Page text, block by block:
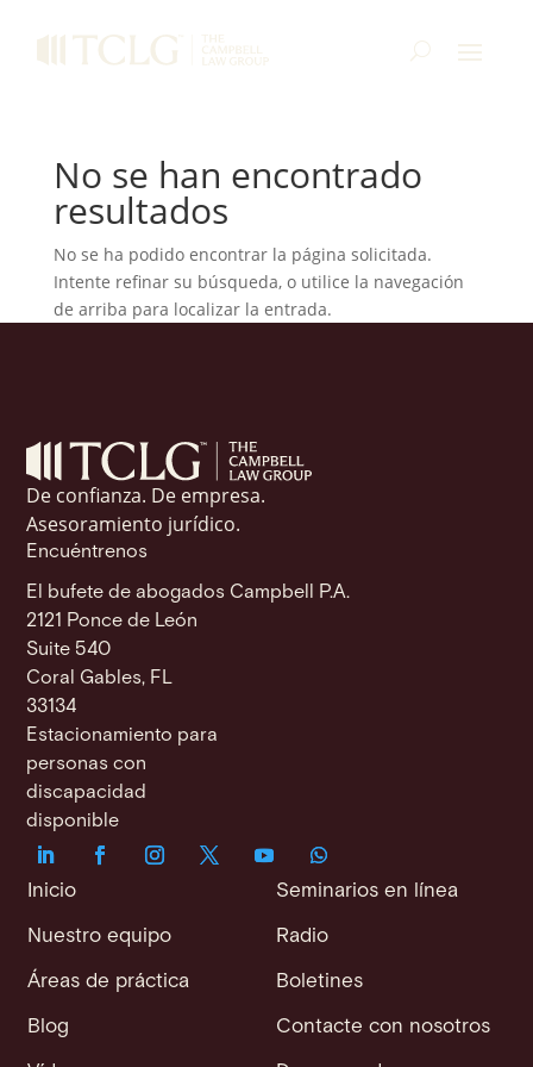
No se han encontrado
resultados
No se ha podido encontrar la página solicitada.
Intente refinar su búsqueda, o utilice la navegación
de arriba para localizar la entrada.
De confianza. De empresa.
Asesoramiento jurídico.
Encuéntrenos
El bufete de abogados Campbell P.A.
2121 Ponce de León
Suite 540
Coral Gables, FL
33134
Estacionamiento para
personas con
discapacidad
disponible
Inicio
Nuestro equipo
Áreas de práctica
Blog
Seminarios en línea
Radio
Boletines
Contacte con nosotros